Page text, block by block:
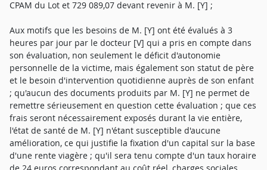
CPAM du Lot et 729 089,07 devant revenir à M. [Y] ;
Aux motifs que les besoins de M. [Y] ont été évalués à 3
heures par jour par le docteur [V] qui a pris en compte dans
son évaluation, non seulement le déficit d'autonomie
personnelle de la victime, mais également son statut de père
et le besoin d'intervention quotidienne auprès de son enfant
; qu'aucun des documents produits par M. [Y] ne permet de
remettre sérieusement en question cette évaluation ; que ces
frais seront nécessairement exposés durant la vie entière,
l'état de santé de M. [Y] n'étant susceptible d'aucune
amélioration, ce qui justifie la fixation d'un capital sur la base
d'une rente viagère ; qu'il sera tenu compte d'un taux horaire